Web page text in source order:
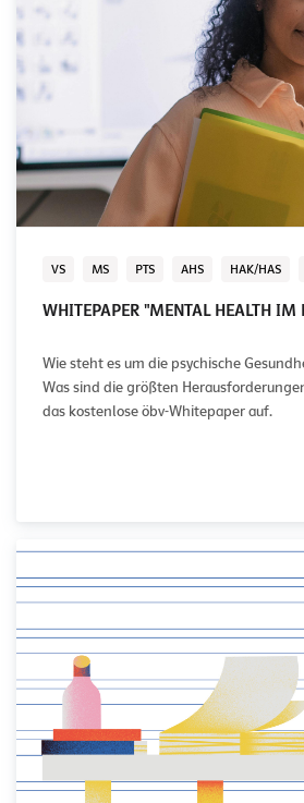
VS MS PTS AHS HAK/HAS
WHITEPAPER "MENTAL HEALTH IM
Wie steht es um die psychische
Was sind die größten
das kostenlose öbv-Whitepaper auf.